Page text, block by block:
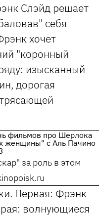
Слэйд решает
себя
хочет
"коронный
изысканный
дорогая
за роль в этом
Первая: Фрэнк
волнующиеся